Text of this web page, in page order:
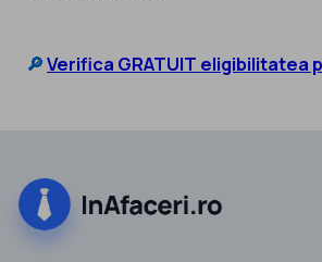
🔎Verifica GRATUIT eligibilitatea